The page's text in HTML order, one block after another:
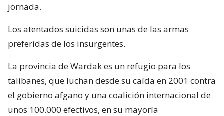
jornada.
Los atentados suicidas son unas de las armas
preferidas de los insurgentes.
La provincia de Wardak es un refugio para los
talibanes, que luchan desde su caída en 2001 contra
el gobierno afgano y una coalición internacional de
unos 100.000 efectivos, en su mayoría